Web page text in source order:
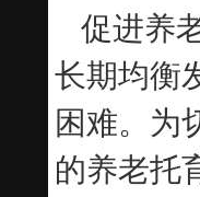
促进养
长期均衡
困难。为
的养老托